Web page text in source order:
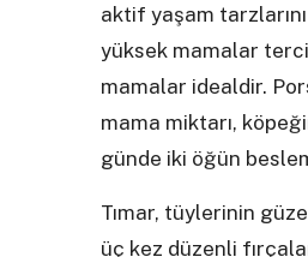
aktif yaşam
yüksek mamalar
mamalar idealdir.
mama miktarı,
günde iki öğün
Tımar, tüylerinin
üç kez düzenli